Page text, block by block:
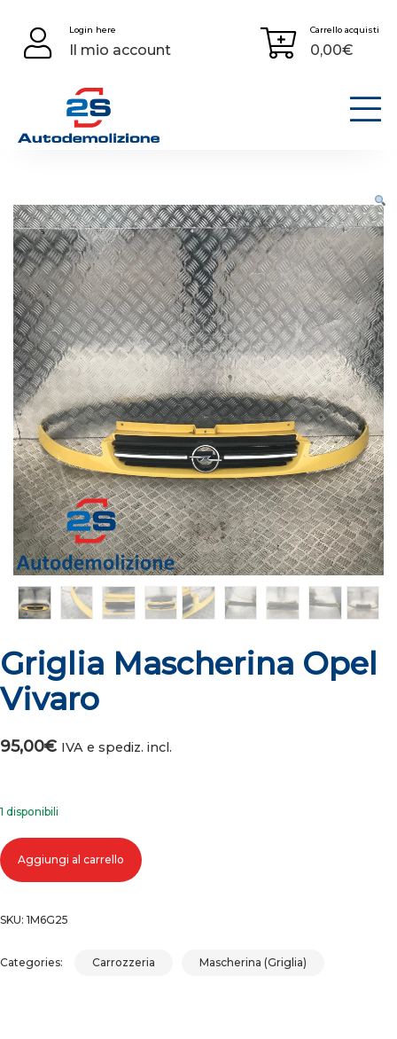
content
Login here
Il mio account
Carrello acquisti
0,00€
Griglia Mascherina Opel
Vivaro
95,00€ IVA e spediz. incl.
1 disponibili
Griglia mascherina opel vivaro quantità
Aggiungi al carrello
SKU: 1M6G25
Categories: Carrozzeria Mascherina (Griglia)